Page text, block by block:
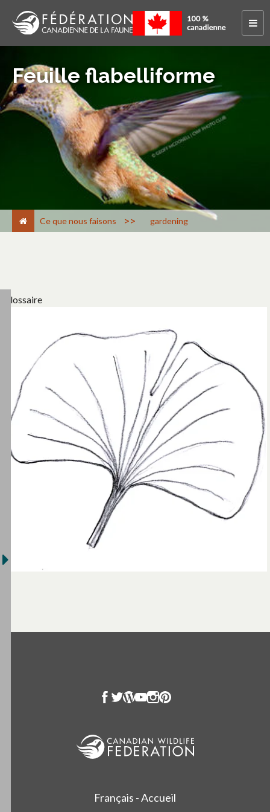
Feuille flabelliforme
Ce que nous faisons > gardening
Glossaire
Français - Accueil